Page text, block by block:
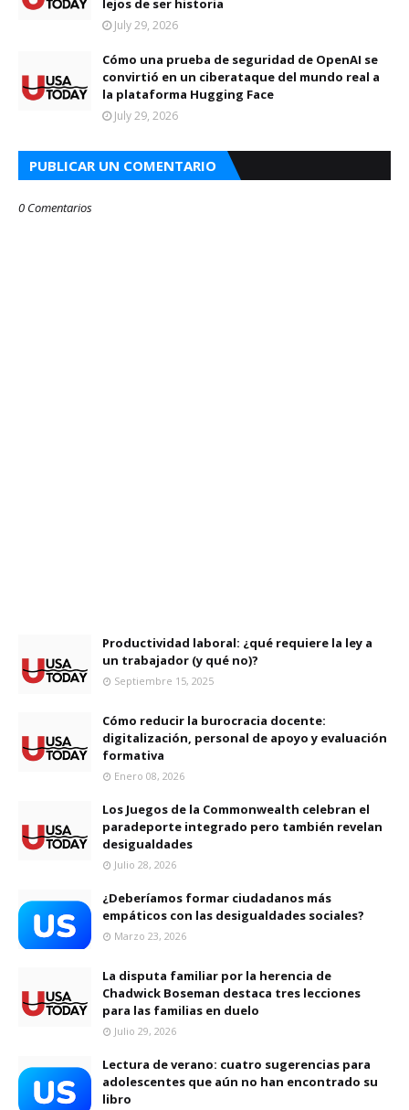
lejos de ser historia
July 29, 2026
Cómo una prueba de seguridad de OpenAI se
convirtió en un ciberataque del mundo real a
la plataforma Hugging Face
July 29, 2026
PUBLICAR UN COMENTARIO
0 Comentarios
Productividad laboral: ¿qué requiere la ley a
un trabajador (y qué no)?
Septiembre 15, 2025
Cómo reducir la burocracia docente:
digitalización, personal de apoyo y evaluación
formativa
Enero 08, 2026
Los Juegos de la Commonwealth celebran el
paradeporte integrado pero también revelan
desigualdades
Julio 28, 2026
¿Deberíamos formar ciudadanos más
empáticos con las desigualdades sociales?
Marzo 23, 2026
La disputa familiar por la herencia de
Chadwick Boseman destaca tres lecciones
para las familias en duelo
Julio 29, 2026
Lectura de verano: cuatro sugerencias para
adolescentes que aún no han encontrado su
libro